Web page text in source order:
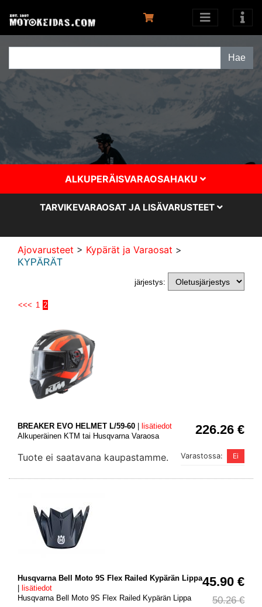
ALKUPERÄISVARAOSAHAKU
TARVIKEVARAOSAT JA LISÄVARUSTEET
Ajovarusteet > Kypärät ja Varaosat >
KYPÄRÄT
järjestys:
<<< 1 2
226.26 €
BREAKER EVO HELMET L/59-60
lisätiedot
Alkuperäinen KTM tai Husqvarna Varaosa
Varastossa:
Tuote ei saatavana kaupastamme.
45.90 €
50.26 €
Husqvarna Bell Moto 9S Flex Railed Kypärän Lippa
lisätiedot
Husqvarna Bell Moto 9S Flex Railed Kypärän Lippa